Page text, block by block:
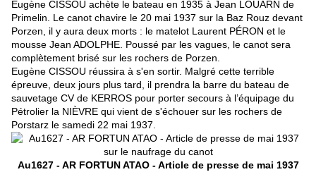
Eugène CISSOU achète le bateau en 1935 à Jean LOUARN de
Primelin. Le canot chavire le 20 mai 1937 sur la Baz Rouz devant
Porzen, il y aura deux morts : le matelot Laurent PÉRON et le
mousse Jean ADOLPHE. Poussé par les vagues, le canot sera
complètement brisé sur les rochers de Porzen.
Eugène CISSOU réussira à s'en sortir. Malgré cette terrible
épreuve, deux jours plus tard, il prendra la barre du bateau de
sauvetage CV de KERROS pour porter secours à l’équipage du
Pétrolier la NIÈVRE qui vient de s'échouer sur les rochers de
Porstarz le samedi 22 mai 1937.
Au1627 - AR FORTUN ATAO - Article de presse de mai 1937